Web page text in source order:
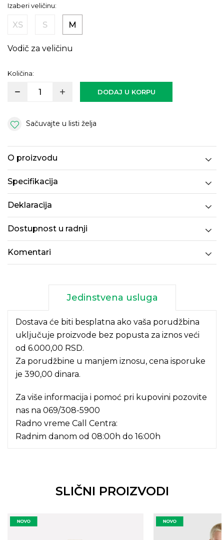
Izaberi veličinu:
XS S M
Vodič za veličinu
Količina:
DODAJ U KORPU
Sačuvajte u listi želja
O proizvodu
Specifikacija
Deklaracija
Dostupnost u radnji
Komentari
Jedinstvena usluga
Dostava će biti besplatna ako vaša porudžbina
uključuje proizvode bez popusta za iznos veći
od 6.000,00 RSD.
Za porudžbine u manjem iznosu, cena isporuke
je 390,00 dinara.
Za više informacija i pomoć pri kupovini pozovite
nas na 069/308-5900
Radno vreme Call Centra:
Radnim danom od 08:00h do 16:00h
SLIČNI PROIZVODI